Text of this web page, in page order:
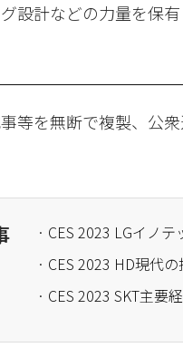
設計などの力量を保
等を無断で複製、公
· CES 2023 LGイノ